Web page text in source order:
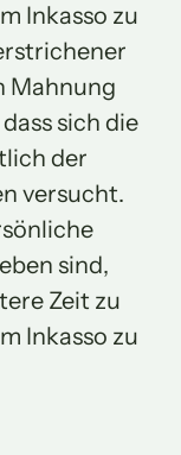
Inkasso zu
Mahnung
sich die
der
versucht.
sind,
Zeit zu
Inkasso zu